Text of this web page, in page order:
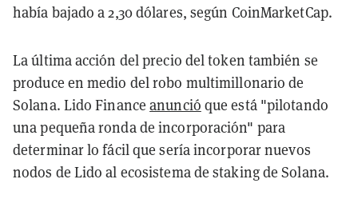
había bajado a 2,30 dólares, según CoinMarketCap.
La última acción del precio del token también se
produce en medio del robo multimillonario de
Solana. Lido Financeanunció que está "pilotando
una pequeña ronda de incorporación" para
determinar lo fácil que sería incorporar nuevos
nodos de Lido al ecosistema de staking de Solana.